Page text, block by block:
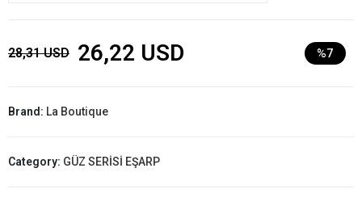
28,31 USD 26,22 USD %7
Brand: La Boutique
Category: GÜZ SERİSİ EŞARP